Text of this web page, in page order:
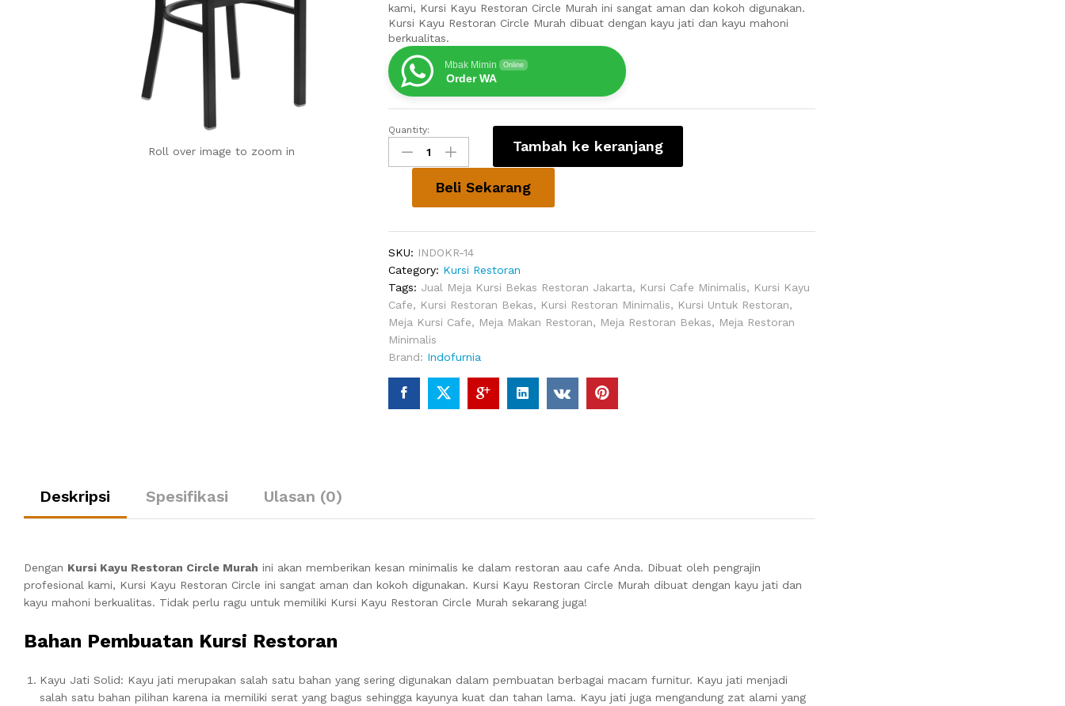
Roll over image to zoom in
kami, Kursi Kayu Restoran Circle Murah ini sangat aman dan kokoh digunakan.
Kursi Kayu Restoran Circle Murah dibuat dengan kayu jati dan kayu mahoni
berkualitas.
Mbak Mimin Online
Order WA
Kursi
Kayu
Restoran
Quantity:
Tambah ke keranjang
Beli Sekarang
SKU: INDOKR-14
Category: Kursi Restoran
Tags: Jual Meja Kursi Bekas Restoran Jakarta, Kursi Cafe Minimalis, Kursi Kayu
Cafe, Kursi Restoran Bekas, Kursi Restoran Minimalis, Kursi Untuk Restoran,
Meja Kursi Cafe, Meja Makan Restoran, Meja Restoran Bekas, Meja Restoran
Minimalis
Brand: Indofurnia
Deskripsi Spesifikasi Ulasan (0)
Dengan Kursi Kayu Restoran Circle Murah ini akan memberikan kesan minimalis ke dalam restoran aau cafe Anda. Dibuat oleh pengrajin
profesional kami, Kursi Kayu Restoran Circle ini sangat aman dan kokoh digunakan. Kursi Kayu Restoran Circle Murah dibuat dengan kayu jati dan
kayu mahoni berkualitas. Tidak perlu ragu untuk memiliki Kursi Kayu Restoran Circle Murah sekarang juga!
Bahan Pembuatan Kursi Restoran
Kayu Jati Solid: Kayu jati merupakan salah satu bahan yang sering digunakan dalam pembuatan berbagai macam furnitur. Kayu jati menjadi
salah satu bahan pilihan karena ia memiliki serat yang bagus sehingga kayunya kuat dan tahan lama. Kayu jati juga mengandung zat alami yang